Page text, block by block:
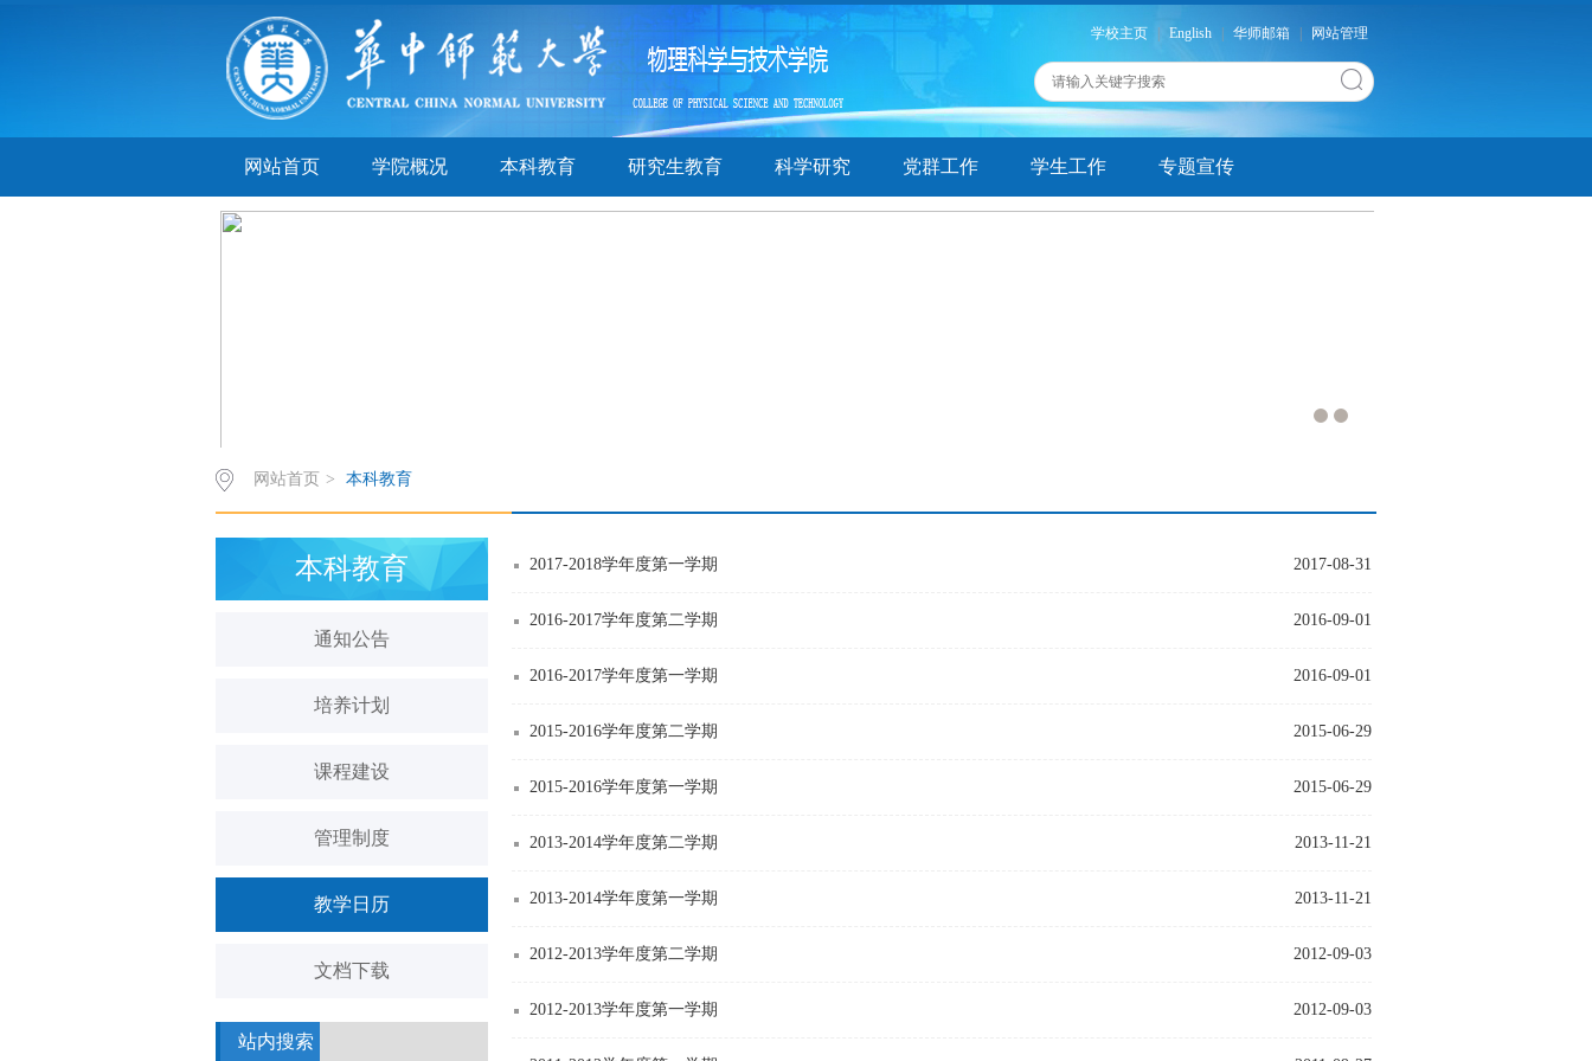
学校主页 English 华师邮箱 网站管理
网站首页 学院概况 本科教育 研究生教育 科学研究 党群工作 学生工作 专题宣传
网站首页 > 本科教育
本科教育
通知公告
培养计划
课程建设
管理制度
教学日历
文档下载
站内搜索
2017-08-31
2017-2018学年度第一学期
2016-09-01
2016-2017学年度第二学期
2016-09-01
2016-2017学年度第一学期
2015-06-29
2015-2016学年度第二学期
2015-06-29
2015-2016学年度第一学期
2013-11-21
2013-2014学年度第二学期
2013-11-21
2013-2014学年度第一学期
2012-09-03
2012-2013学年度第二学期
2012-09-03
2012-2013学年度第一学期